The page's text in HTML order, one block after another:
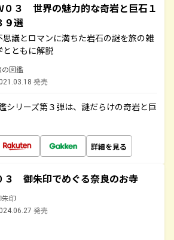
０３ 世界の魅力的な奇岩と巨石１
９選
思議とロマンに満ちた岩石の謎を旅の雑
とともに解説
の図鑑
発売
シリーズ第３弾は、謎だらけの奇岩と巨
詳細を見る
３ 御朱印でめぐる奈良のお寺
印
発売